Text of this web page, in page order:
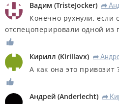
Вадим (TristeJocker) R
Конечно рухнули, если
отспецоперировали одной из
Кирилл (Kirillavx) R
А как она это привозит
Андрей (Anderlecht) R